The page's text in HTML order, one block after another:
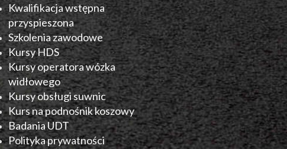
Kwalifikacja wstępna
przyspieszona
Szkolenia zawodowe
Kursy HDS
Kursy operatora wózka
widłowego
Kursy obsługi suwnic
Kurs na podnośnik koszowy
Badania UDT
Polityka prywatności